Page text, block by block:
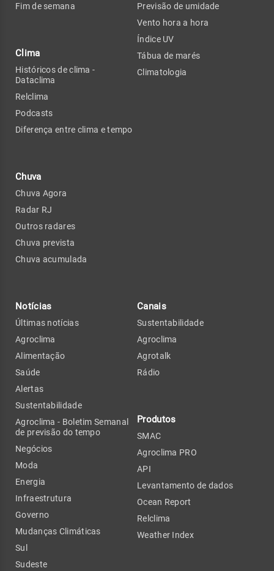
Fim de semana
Clima
Históricos de clima -
Dataclima
Relclima
Podcasts
Diferença entre clima e tempo
Chuva
Chuva Agora
Radar RJ
Outros radares
Chuva prevista
Chuva acumulada
Previsão de umidade
Vento hora a hora
Índice UV
Tábua de marés
Climatologia
Notícias
Últimas notícias
Agroclima
Alimentação
Saúde
Alertas
Sustentabilidade
Agroclima - Boletim Semanal
de previsão do tempo
Negócios
Moda
Energia
Infraestrutura
Governo
Mudanças Climáticas
Sul
Sudeste
Canais
Sustentabilidade
Agroclima
Agrotalk
Rádio
Produtos
SMAC
Agroclima PRO
API
Levantamento de dados
Ocean Report
Relclima
Weather Index